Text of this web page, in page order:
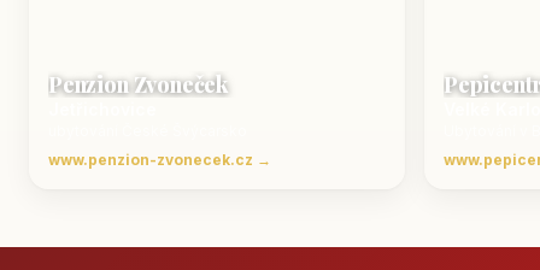
Penzion Zvoneček
www.penzion-zvonecek.cz →